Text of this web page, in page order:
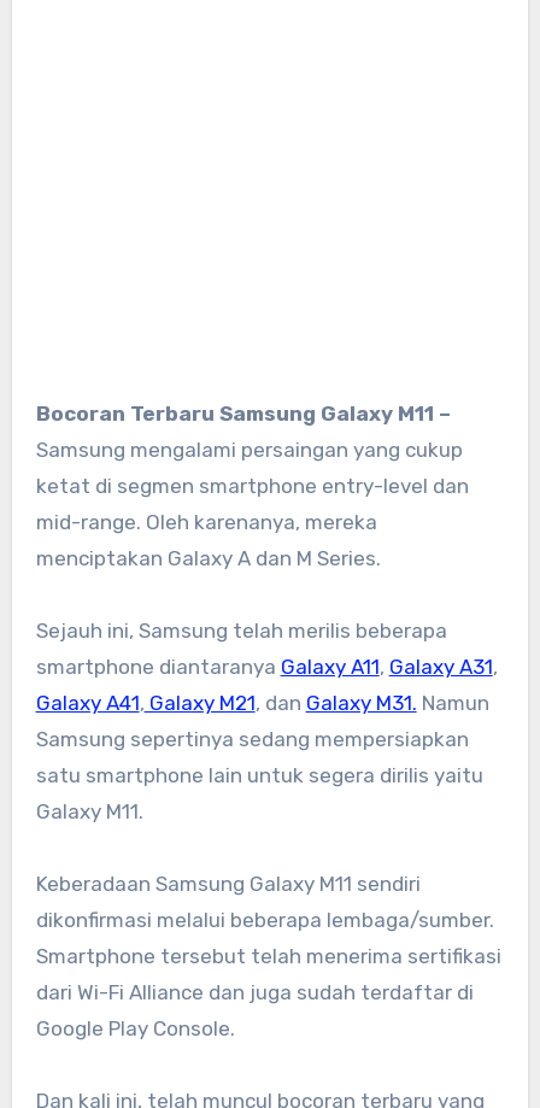
Bocoran Terbaru Samsung Galaxy M11 –
Samsung mengalami persaingan yang cukup
ketat di segmen smartphone entry-level dan
mid-range. Oleh karenanya, mereka
menciptakan Galaxy A dan M Series.
Sejauh ini, Samsung telah merilis beberapa
smartphone diantaranya Galaxy A11, Galaxy A31,
Galaxy A41, Galaxy M21, dan Galaxy M31. Namun
Samsung sepertinya sedang mempersiapkan
satu smartphone lain untuk segera dirilis yaitu
Galaxy M11.
Keberadaan Samsung Galaxy M11 sendiri
dikonfirmasi melalui beberapa lembaga/sumber.
Smartphone tersebut telah menerima sertifikasi
dari Wi-Fi Alliance dan juga sudah terdaftar di
Google Play Console.
Dan kali ini, telah muncul bocoran terbaru yang